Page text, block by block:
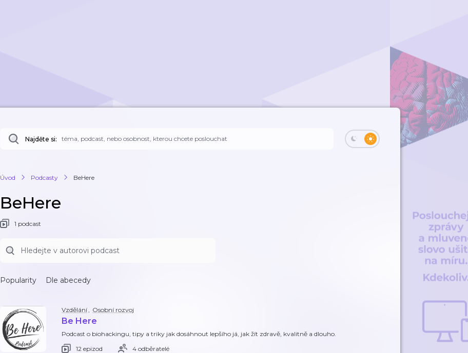
Najděte si:
Úvod Podcasty BeHere
BeHere
1 podcast
Popularity Dle abecedy
Vzdělání, Osobní rozvoj
Be Here
Podcast o biohackingu, tipy a triky jak dosáhnout lepšího já, jak žít zdravě, kvalitně a dlouho.
12 epizod
4 odběratelé